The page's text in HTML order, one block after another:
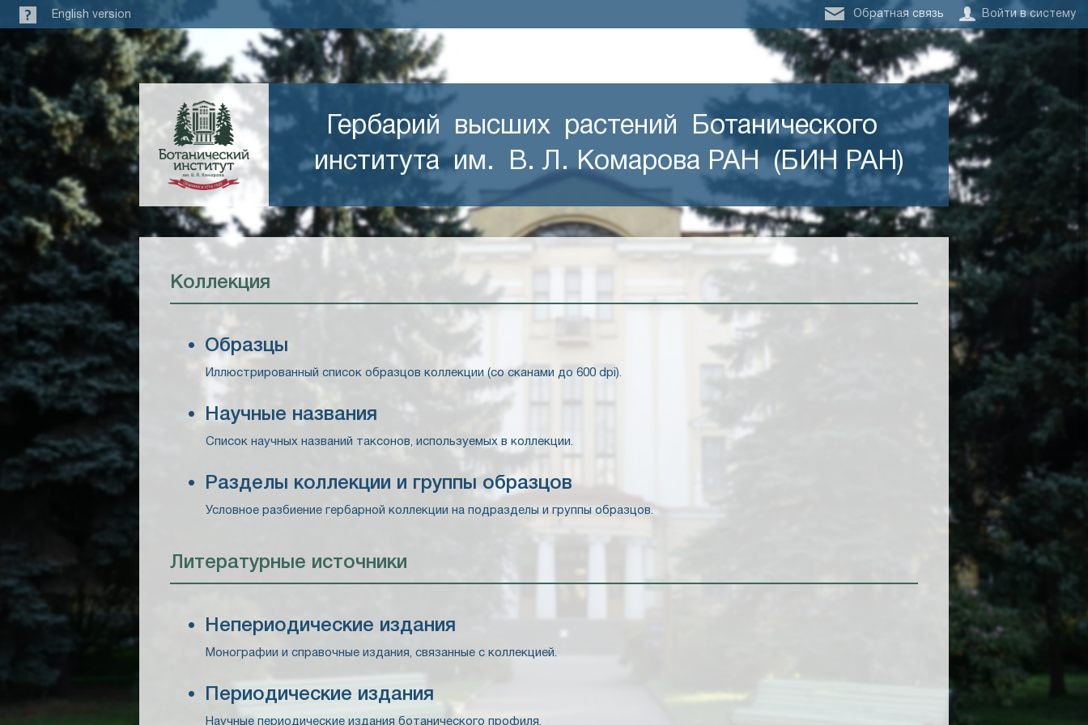
English version Войти в систему
Обратная связь
Гербарий высших растений Ботанического
института им. В. Л. Комарова РАН (БИН РАН)
Коллекция
• Образцы
Иллюстрированный список образцов коллекции (со сканами до 600 dpi).
• Научные названия
Список научных названий таксонов, используемых в коллекции.
• Разделы коллекции и группы образцов
Условное разбиение гербарной коллекции на подразделы и группы образцов.
Литературные источники
• Непериодические издания
Монографии и справочные издания, связанные с коллекцией.
• Периодические издания
Научные периодические издания ботанического профиля.